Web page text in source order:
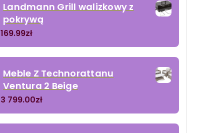
Landmann Grill walizkowy z
pokrywą
169.99zł
Meble Z Technorattanu
Ventura 2 Beige
3 799.00zł